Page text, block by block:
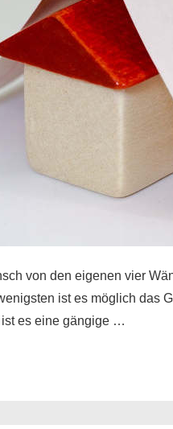
von den eigenen vier
ist es möglich das
es eine gängige …